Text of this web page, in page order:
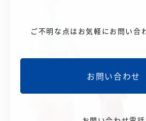
ご不明な点はお気軽にお問い合
お問い合わせ